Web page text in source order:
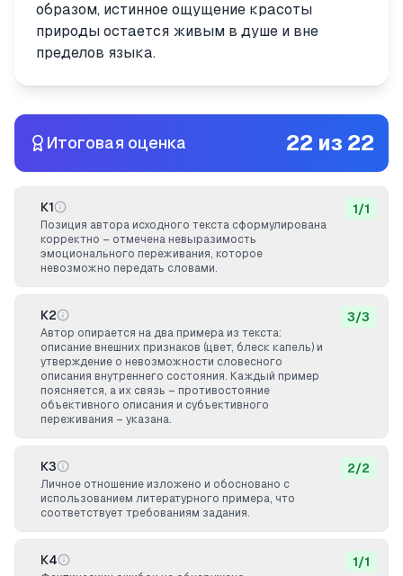
образом, истинное ощущение красоты
природы остается живым в душе и вне
пределов языка.
Итоговая оценка 22 из 22
К1
Позиция автора исходного текста сформулирована
корректно – отмечена невыразимость
эмоционального переживания, которое
невозможно передать словами.
1/1
К2
Автор опирается на два примера из текста:
описание внешних признаков (цвет, блеск капель) и
утверждение о невозможности словесного
описания внутреннего состояния. Каждый пример
поясняется, а их связь – противостояние
объективного описания и субъективного
переживания – указана.
3/3
К3
Личное отношение изложено и обосновано с
использованием литературного примера, что
соответствует требованиям задания.
2/2
К4 1/1